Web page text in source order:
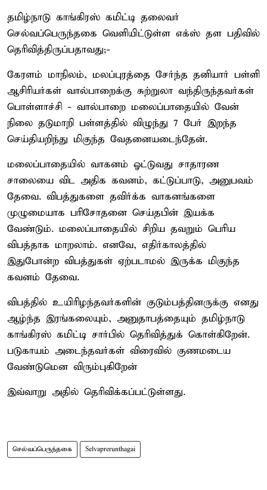
தமிழ்நாடு காங்கிரஸ் கமிட்டி தலைவர்
செல்வப்பெருந்தகை வெளியிட்டுள்ள எக்ஸ் தள பதிவில்
தெரிவித்திருப்பதாவது;-
கேரளம் மாநிலம், மலப்புரத்தை சேர்ந்த தனியார் பள்ளி
ஆசிரியர்கள் வால்பாறைக்கு சுற்றுலா வந்திருந்தவர்கள்
பொள்ளாச்சி - வால்பாறை மலைப்பாதையில் வேன்
நிலை தடுமாறி பள்ளத்தில் விழுந்து 7 பேர் இறந்த
செய்தியறிந்து மிகுந்த வேதனையடைந்தேன்.
மலைப்பாதையில் வாகனம் ஓட்டுவது சாதாரண
சாலையை விட அதிக கவனம், கட்டுப்பாடு, அனுபவம்
தேவை. விபத்துகளை தவிர்க்க வாகனங்களை
முழுமையாக பரிசோதனை செய்தபின் இயக்க
வேண்டும். மலைப்பாதையில் சிறிய தவறும் பெரிய
விபத்தாக மாறலாம். எனவே, எதிர்காலத்தில்
இதுபோன்ற விபத்துகள் ஏற்படாமல் இருக்க மிகுந்த
கவனம் தேவை.
விபத்தில் உயிரிழந்தவர்களின் குடும்பத்தினருக்கு எனது
ஆழ்ந்த இரங்கலையும், அனுதாபத்தையும் தமிழ்நாடு
காங்கிரஸ் கமிட்டி சார்பில் தெரிவித்துக் கொள்கிறேன்.
படுகாயம் அடைந்தவர்கள் விரைவில் குணமடைய
வேண்டுமென விரும்புகிறேன்
இவ்வாறு அதில் தெரிவிக்கப்பட்டுள்ளது.
செல்வப்பெருந்தகை Selvaprerunthagai